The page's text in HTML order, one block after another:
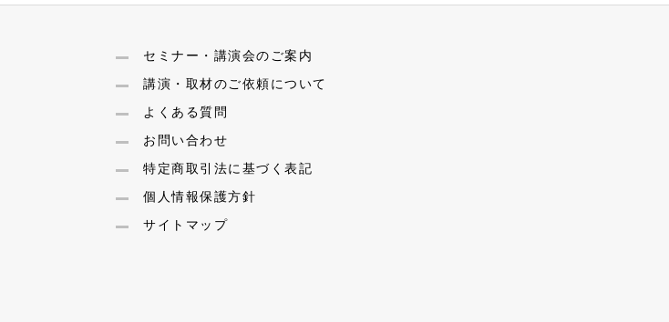
セミナー・講演会のご案内
講演・取材のご依頼について
よくある質問
お問い合わせ
特定商取引法に基づく表記
個人情報保護方針
サイトマップ